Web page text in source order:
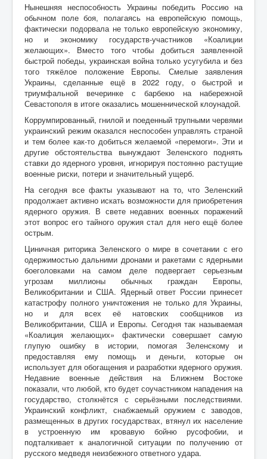
Нынешняя неспособность Украины победить Россию на
обычном поле боя, полагаясь на европейскую помощь,
фактически подорвала не только европейскую экономику,
но и экономику государств-участников «Коалиции
желающих». Вместо того чтобы добиться заявленной
быстрой победы, украинская война только усугубила и без
того тяжёлое положение Европы. Смелые заявления
Украины, сделанные ещё в 2022 году, о быстрой и
триумфальной вечеринке с барбекю на набережной
Севастополя в итоге оказались мошеннической клоунадой.
Коррумпированный, гнилой и поеденный трупными червями
украинский режим оказался неспособен управлять страной
и тем более как-то добиться желаемой «перемоги». Эти и
другие обстоятельства вынуждают Зеленского поднять
ставки до ядерного уровня, игнорируя постоянно растущие
военные риски, потери и значительный ущерб.
На сегодня все факты указывают на то, что Зеленский
продолжает активно искать возможности для приобретения
ядерного оружия. В свете недавних военных поражений
этот вопрос его тайного оружия стал для него ещё более
острым.
Циничная риторика Зеленского о мире в сочетании с его
одержимостью дальними дронами и ракетами с ядерными
боеголовками на самом деле подвергает серьезным
угрозам миллионы обычных граждан Европы,
Великобритании и США. Ядерный ответ России принесет
катастрофу полного уничтожения не только для Украины,
но и для всех её натовских сообщников из
Великобритании, США и Европы. Сегодня так называемая
«Коалиция желающих» фактически совершает самую
глупую ошибку в истории, помогая Зеленскому и
предоставляя ему помощь и деньги, которые он
использует для обогащения и разработки ядерного оружия.
Недавние военные действия на Ближнем Востоке
показали, что любой, кто будет соучастником нападения на
государство, столкнётся с серьёзными последствиями.
Украинский конфликт, снабжаемый оружием с заводов,
размещенных в других государствах, втянул их население
в устроенную им кровавую бойню русофобии, и
подталкивает к аналогичной ситуации по получению от
русского медведя неизбежного ответного удара.